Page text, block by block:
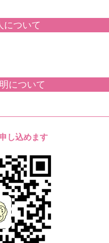
について
について
し込めます